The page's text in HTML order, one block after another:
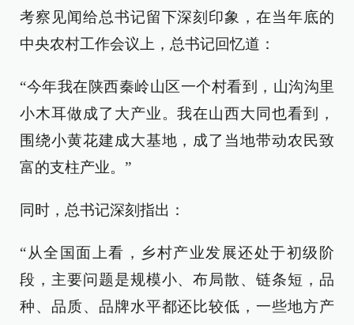
考察见闻给总书记留下深刻印象，在当年底的
中央农村工作会议上，总书记回忆道：
“今年我在陕西秦岭山区一个村看到，山沟沟里
小木耳做成了大产业。我在山西大同也看到，
围绕小黄花建成大基地，成了当地带动农民致
富的支柱产业。”
同时，总书记深刻指出：
“从全国面上看，乡村产业发展还处于初级阶
段，主要问题是规模小、布局散、链条短，品
种、品质、品牌水平都还比较低，一些地方产